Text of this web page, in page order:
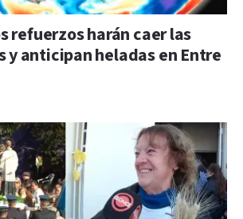
refuerzos harán caer las
y anticipan heladas en Entre